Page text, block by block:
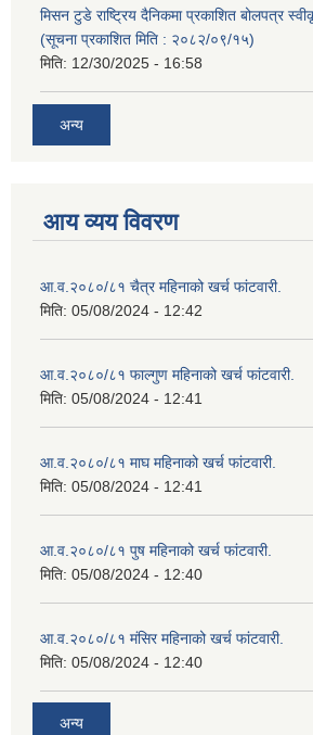
मिसन टुडे राष्ट्रिय दैनिकमा प्रकाशित बोलपत्र
(सूचना प्रकाशित मिति : २०८२/०९/१५)
मिति: 12/30/2025 - 16:58
अन्य
आय व्यय विवरण
आ.व.२०८०/८१ चैत्र महिनाको खर्च फांटवारी.
मिति: 05/08/2024 - 12:42
आ.व.२०८०/८१ फाल्गुण महिनाको खर्च फांटवारी.
मिति: 05/08/2024 - 12:41
आ.व.२०८०/८१ माघ महिनाको खर्च फांटवारी.
मिति: 05/08/2024 - 12:41
आ.व.२०८०/८१ पुष महिनाको खर्च फांटवारी.
मिति: 05/08/2024 - 12:40
आ.व.२०८०/८१ मंसिर महिनाको खर्च फांटवारी.
मिति: 05/08/2024 - 12:40
अन्य